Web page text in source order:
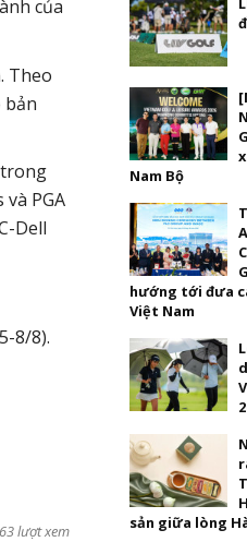
của
Theo
bản
trong
PGA
Dell
8/8).
lượt xem
Nam Bộ
hướng tới đưa
Việt Nam
sản giữa lòng